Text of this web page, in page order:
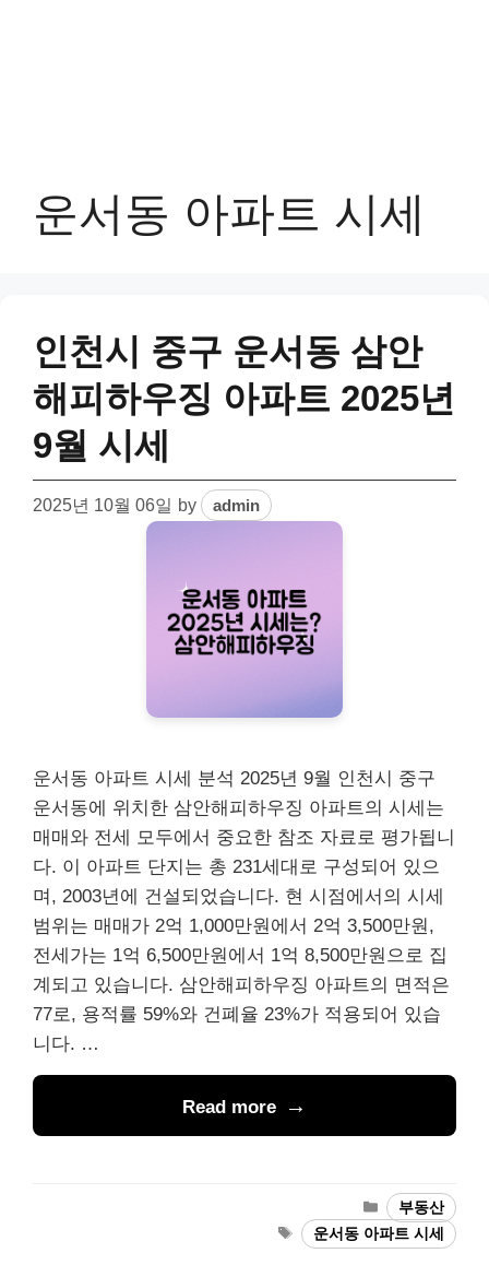
운서동 아파트 시세
인천시 중구 운서동 삼안
해피하우징 아파트 2025년
9월 시세
2025년 10월 06일 by admin
운서동 아파트 시세 분석 2025년 9월 인천시 중구
운서동에 위치한 삼안해피하우징 아파트의 시세는
매매와 전세 모두에서 중요한 참조 자료로 평가됩니
다. 이 아파트 단지는 총 231세대로 구성되어 있으
며, 2003년에 건설되었습니다. 현 시점에서의 시세
범위는 매매가 2억 1,000만원에서 2억 3,500만원,
전세가는 1억 6,500만원에서 1억 8,500만원으로 집
계되고 있습니다. 삼안해피하우징 아파트의 면적은
77로, 용적률 59%와 건폐율 23%가 적용되어 있습
니다. …
Read more
Categories
부동산
Tags운서동 아파트 시세